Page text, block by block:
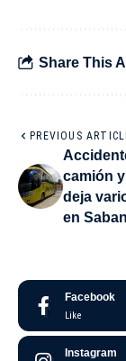
Share This
PREVIOUS
camión
deja
en
Facebook
Like
Instagram